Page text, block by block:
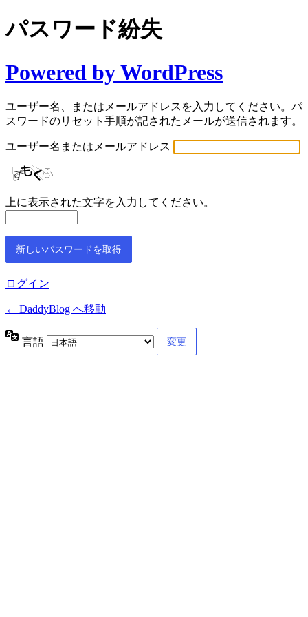
パスワード紛失
Powered by WordPress
ユーザー名、またはメールアドレスを入力してください。パ
スワードのリセット手順が記されたメールが送信されます。
ユーザー名またはメールアドレス
上に表示された文字を入力してください。
ログイン
← DaddyBlog へ移動
言語